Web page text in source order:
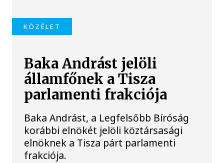
KÖZÉLET
Baka Andrást jelöli
államfőnek a Tisza
parlamenti frakciója
Baka Andrást, a Legfelsőbb Bíróság
korábbi elnökét jelöli köztársasági
elnöknek a Tisza párt parlamenti
frakciója.